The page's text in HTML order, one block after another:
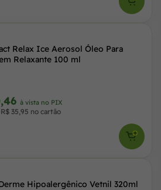
Relax Ice Aerosol Óleo Para
Relaxante 100 ml
à vista no PIX
35,95 no cartão
Hipoalergênico Vetnil 320ml